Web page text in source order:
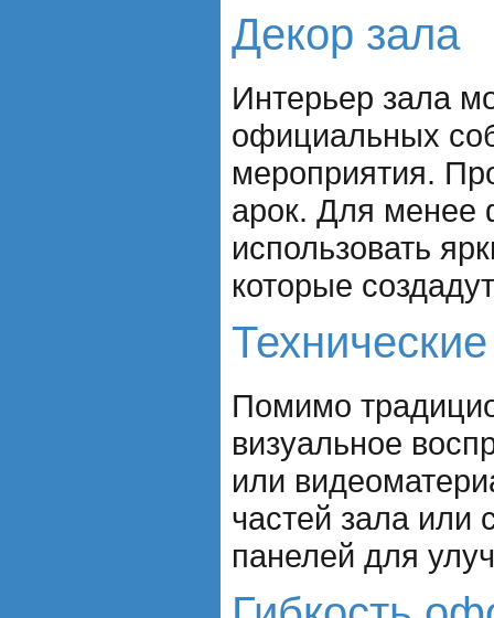
Декор зала
Интерьер зала
официальных
мероприятия.
арок. Для менее
использовать
которые
Помимо
визуальное
или
частей зала или
панелей для